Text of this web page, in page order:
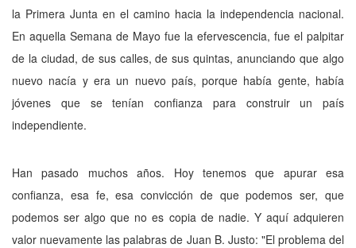
la Primera Junta en el camino hacia la independencia nacional.
En aquella Semana de Mayo fue la efervescen­cia, fue el palpitar
de la ciudad, de sus calles, de sus quintas, anunciando que algo
nuevo na­cía y era un nuevo país, porque había gente, había
jóvenes que se tenían confianza para construir un país
independiente.
Han pasado muchos años. Hoy tenemos que apurar esa
confianza, esa fe, esa convic­ción de que podemos ser, que
podemos ser al­go que no es copia de nadie. Y aquí adquieren
valor nuevamente las palabras de Juan B. Justo: "El problema del